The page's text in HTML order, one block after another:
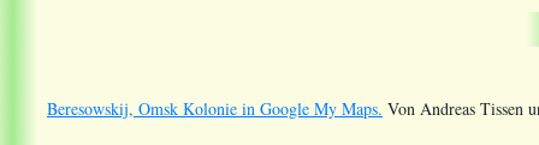
Beresowskij, Omsk Kolonie in Google My Maps. Von Andreas Tissen